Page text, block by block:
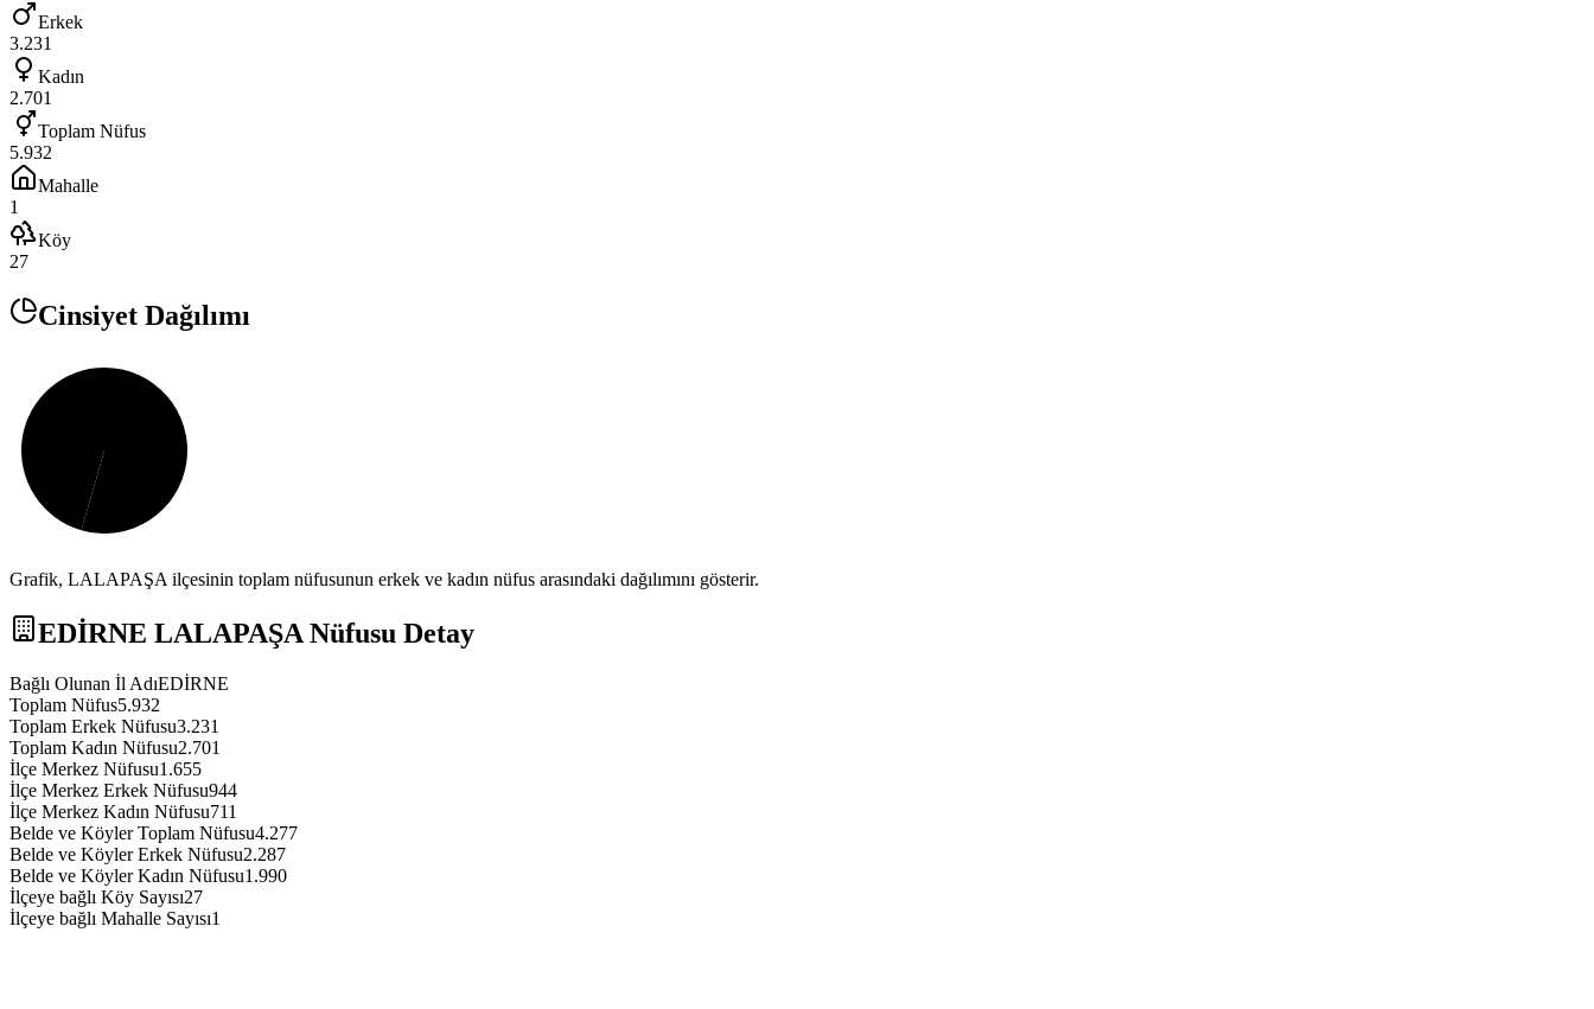
Erkek
3.231
Kadın
2.701
Toplam Nüfus
5.932
Mahalle
1
Köy
27
Cinsiyet Dağılımı
Grafik, LALAPAŞA ilçesinin toplam nüfusunun erkek ve kadın nüfus arasındaki dağılımını gösterir.
EDİRNE LALAPAŞA Nüfusu Detay
Bağlı Olunan İl AdıEDİRNE
Toplam Nüfus5.932
Toplam Erkek Nüfusu3.231
Toplam Kadın Nüfusu2.701
İlçe Merkez Nüfusu1.655
İlçe Merkez Erkek Nüfusu944
İlçe Merkez Kadın Nüfusu711
Belde ve Köyler Toplam Nüfusu4.277
Belde ve Köyler Erkek Nüfusu2.287
Belde ve Köyler Kadın Nüfusu1.990
İlçeye bağlı Köy Sayısı27
İlçeye bağlı Mahalle Sayısı1